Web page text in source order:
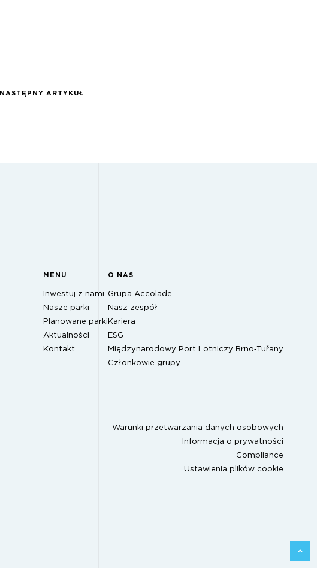
NASTĘPNY ARTYKUŁ
MENU
Inwestuj z nami
Nasze parki
Planowane parki
Aktualności
Kontakt
O NAS
Grupa Accolade
Nasz zespół
Kariera
ESG
Międzynarodowy Port Lotniczy Brno‑Tuřany
Członkowie grupy
Warunki przetwarzania danych osobowych
Informacja o prywatności
Compliance
Ustawienia plików cookie